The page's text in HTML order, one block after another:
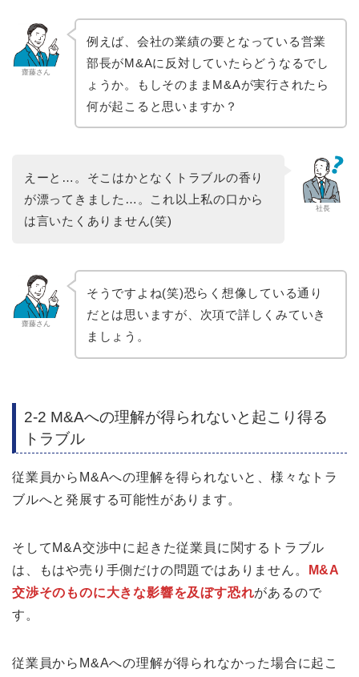
齋藤さん
例えば、会社の業績の要となっている営業
部長がM&Aに反対していたらどうなるでし
ょうか。もしそのままM&Aが実行されたら
何が起こると思いますか？
社長
えーと…。そこはかとなくトラブルの香り
が漂ってきました…。これ以上私の口から
は言いたくありません(笑)
齋藤さん
そうですよね(笑)恐らく想像している通り
だとは思いますが、次項で詳しくみていき
ましょう。
2-2 M&Aへの理解が得られないと起こり得る
トラブル
従業員からM&Aへの理解を得られないと、様々なトラ
ブルへと発展する可能性があります。
そしてM&A交渉中に起きた従業員に関するトラブル
は、もはや売り手側だけの問題ではありません。
M&A
交渉そのものに大きな影響を及ぼす恐れがあるので
す。
従業員からM&Aへの理解が得られなかった場合に起こ